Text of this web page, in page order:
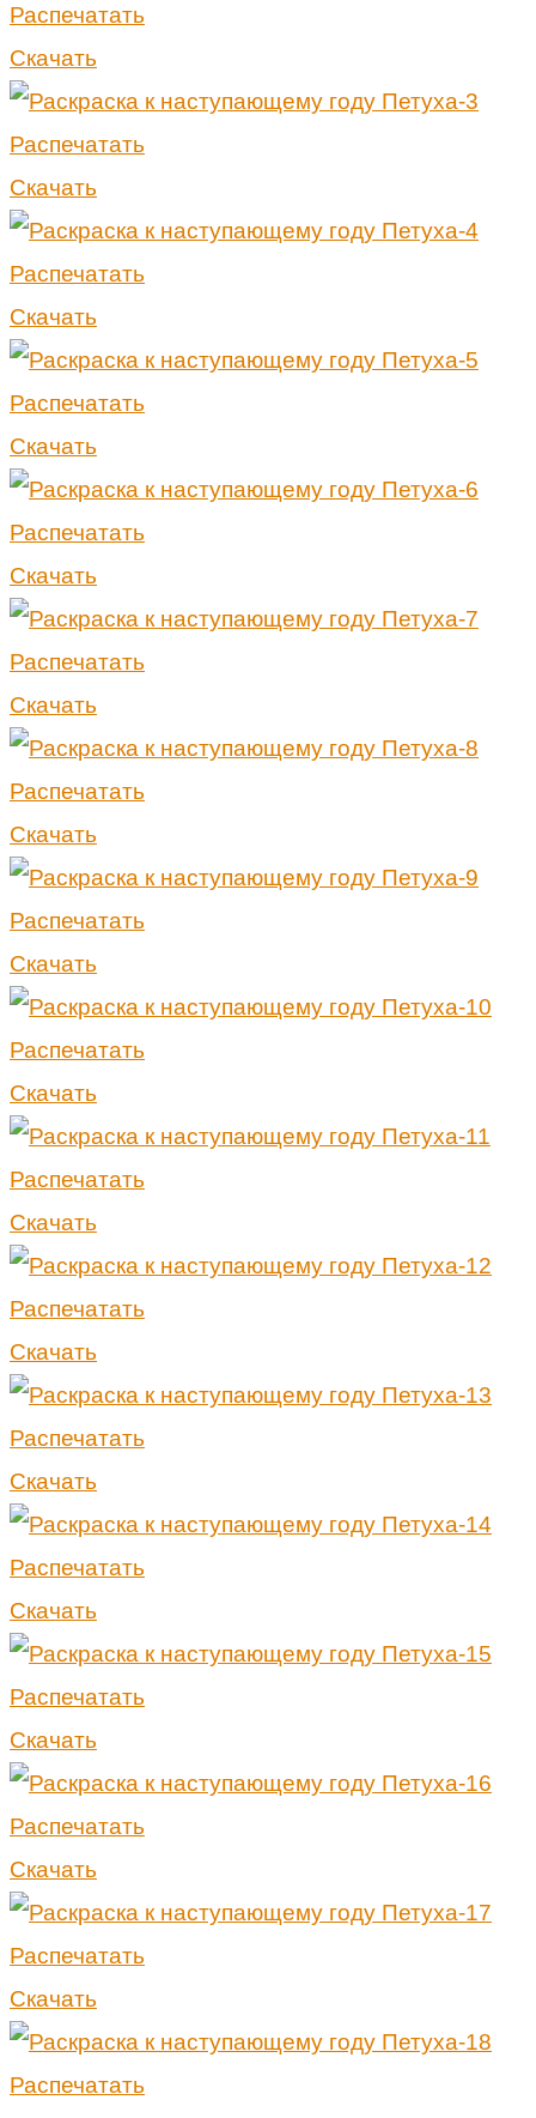
Распечатать
Скачать
Распечатать
Скачать
Распечатать
Скачать
Распечатать
Скачать
Распечатать
Скачать
Распечатать
Скачать
Распечатать
Скачать
Распечатать
Скачать
Распечатать
Скачать
Распечатать
Скачать
Распечатать
Скачать
Распечатать
Скачать
Распечатать
Скачать
Распечатать
Скачать
Распечатать
Скачать
Распечатать
Скачать
Распечатать